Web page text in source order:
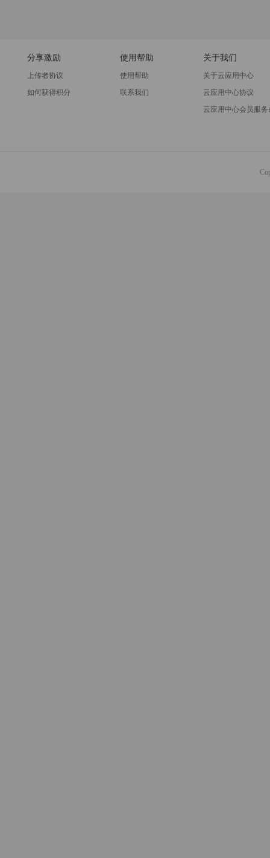
分享激励
上传者协议
如何获得积分
使用帮助
使用帮助
联系我们
关于我们
关于云应用中心
云应用中心协议
云应用中心会员服务